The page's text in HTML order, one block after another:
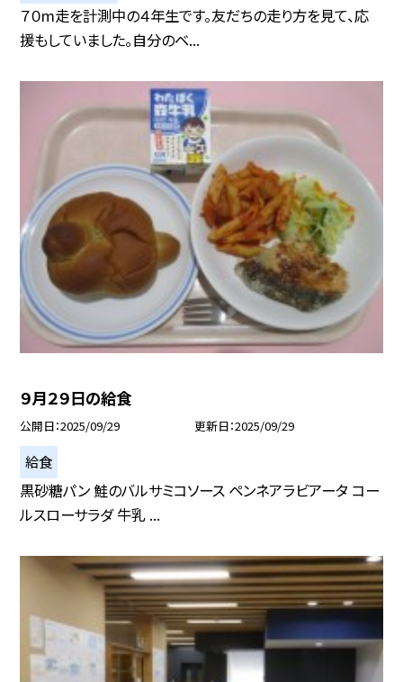
７０m走を計測中の４年生です。友だちの走り方を見て、応
援もしていました。自分のベ...
９月２９日の給食
公開日 2025/09/29 更新日 2025/09/29
給食
黒砂糖パン 鮭のバルサミコソース ペンネアラビアータ コー
ルスローサラダ 牛乳 ...